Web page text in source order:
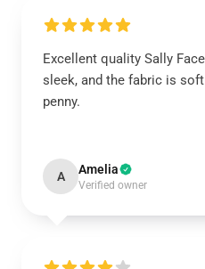
Excellent quality Sally
sleek, and the fabric is
penny.
A Amelia
Verified owner